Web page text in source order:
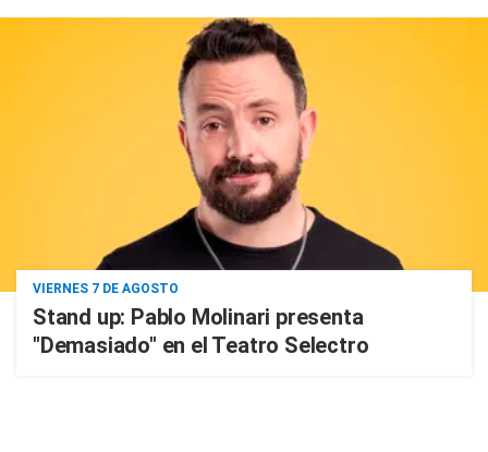
VIERNES 7 DE AGOSTO
Stand up: Pablo Molinari presenta
"Demasiado" en el Teatro Selectro